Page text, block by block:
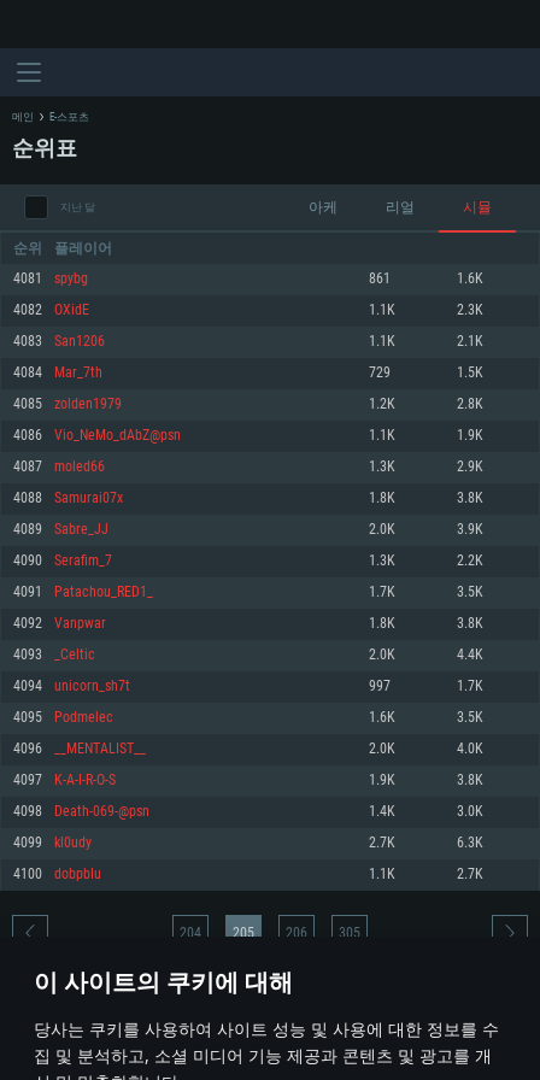
이 사이트의 쿠키에 대해
당사는 쿠키를 사용하여 사이트 성능 및 사용에 대한 정보를 수
집 및 분석하고, 소셜 미디어 기능 제공과 콘텐츠 및 광고를 개
최소사양
운영체제: Windows 10 (64 bit)
프로세서: 2.2 GHz 듀얼코어 이상
메모리: 4GB
그래픽 카드: DirectX 11 이상을 지원하는 AMD Radeon 77XX / NVIDIA
GeForce GT 660. 최소 사양 해상도: 720p
네트워크: 브로드밴드 인터넷
여유 저장 공간: 22.1 GB (최소 클라이언트)
권장 사양
570 혹은 그 이상
여유 저장 공간: 62.2 GB (전체 클라이언트)
최소사양
운영체제: Mac OS Big Sur 11.0
프로세서: 최소 2.2 GHz의 Core i5 (Intel Xeon 은 지원하지 않습니다)
메모리: 6 GB
그래픽 카드: Metal 을 지원하는 Intel Iris Pro 5200 (Mac), 혹은 이와 비슷한 성
능을 가지는 Mac 버전의 AMD/Nvidia. 최소 해상도: 720p
네트워크: 브로드밴드 인터넷
여유 저장 공간: 22.1 GB (최소 클라이언트)
권장 사양
네트워크: 브로드밴드 인터넷
여유 저장 공간: 62.2 GB (전체 클라이언트)
최소사양
운영체제: 64bit Linux 중 최신 버전
프로세서: 2.4 GHz 듀얼코어
메모리: 4 GB
그래픽 카드: Vulkan 을 지원하고, 최신 그래픽 드라이버를 지원하는 NVIDIA
660 (6개월 미만) 혹은 그와 동급의 성능을 가지며 최신 그래픽 드라이버를 지
원하는 AMD (6개월 미만; 최소사양 지원 해상도 720p)
네트워크: 브로드밴드 인터넷
여유 저장 공간: 22.1 GB (최소 클라이언트)
권장 사양
운영체제: Ubuntu 20.04 64bit
프로세서: Intel Core i7
메모리: 16 GB
그래픽 카드: Vulkan 을 지원하고, 최신 그래픽 드라이버를 지원하는 NVIDIA
1060 (6개월 미만) 혹은 그와 동급의 성능을 가지며 최신 그래픽 드라이버를
지원하는 AMD RX 570 (6개월 미만; 최소사양 지원 해상도 720p) 이상
여유 저장 공간: 62.2 GB (전체 클라이언트)
메인 E-스포츠
순위표
지난 달 아케 리얼 시뮬
순위 플레이어
4081 spybg 861 1.6K
4082 OXidE 1.1K 2.3K
4083 San1206 1.1K 2.1K
4084 Mar_7th 729 1.5K
4085 zolden1979 1.2K 2.8K
4086 Vio_NeMo_dAbZ@psn 1.1K 1.9K
4087 moled66 1.3K 2.9K
4088 Samurai07x 1.8K 3.8K
4089 Sabre_JJ 2.0K 3.9K
4090 Serafim_7 1.3K 2.2K
4091 Patachou_RED1_ 1.7K 3.5K
4092 Vanpwar 1.8K 3.8K
4093 _Celtic 2.0K 4.4K
4094 unicorn_sh7t 997 1.7K
4095 Podmelec 1.6K 3.5K
4096 __MENTALIST__ 2.0K 4.0K
4097 K-A-I-R-O-S 1.9K 3.8K
4098 Death-069-@psn 1.4K 3.0K
4099 kl0udy 2.7K 6.3K
4100 dobpbIu 1.1K 2.7K
* 순위표는 매일 1회 갱신됩니다
204 205 206 305